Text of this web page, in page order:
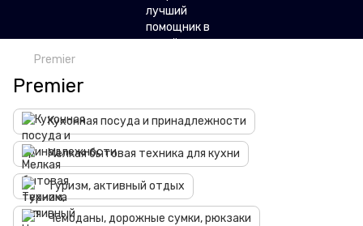
Premier
Premier
Кухонная посуда и принадлежности
Мелкая бытовая техника для кухни
Туризм, активный отдых
Чемоданы, дорожные сумки, рюкзаки